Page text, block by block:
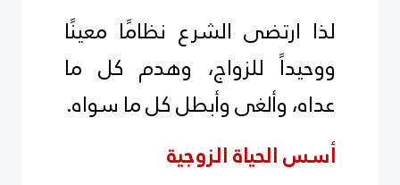
لذا ارتضى الشرع نظامًا معينًا
ووحيداً للزواج، وهدم كل ما
عداه، وألغى وأبطل كل ما سواه.
أسس الحياة الزوجية